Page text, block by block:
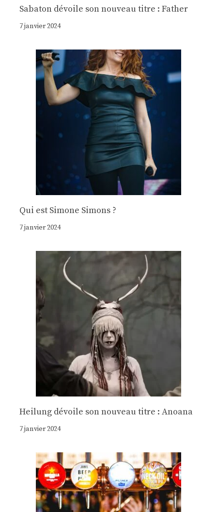
Sabaton dévoile son nouveau titre : Father
7 janvier 2024
Qui est Simone Simons ?
7 janvier 2024
Heilung dévoile son nouveau titre : Anoana
7 janvier 2024